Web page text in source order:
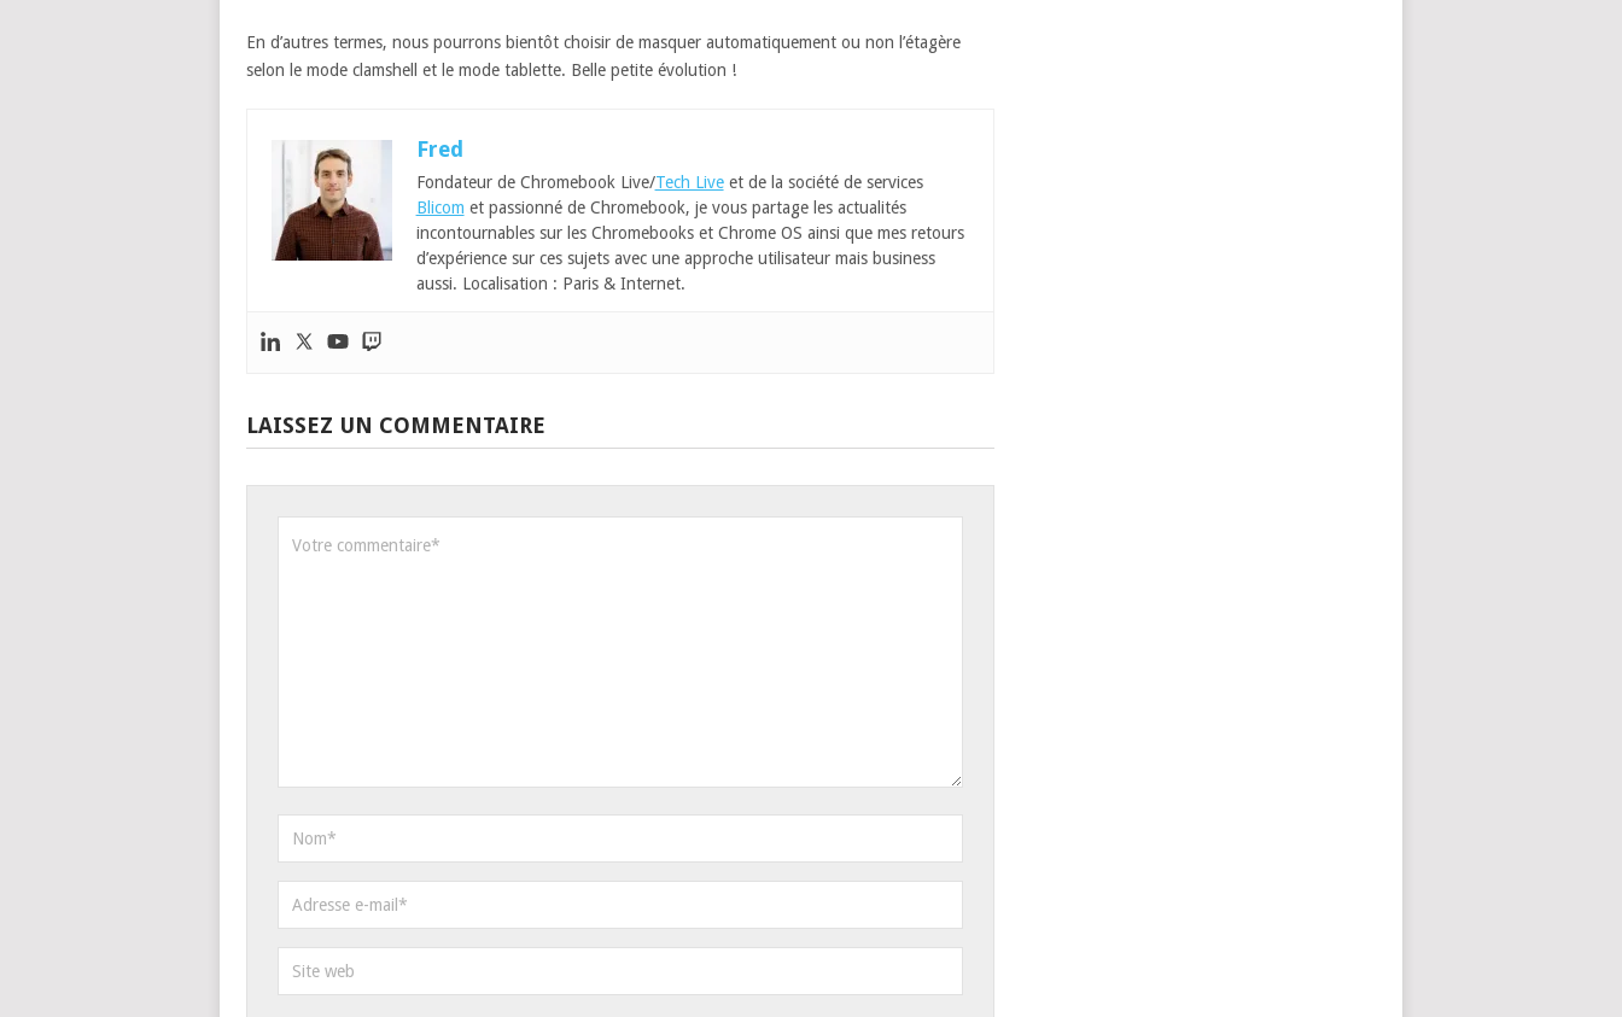
En d’autres termes, nous pourrons bientôt choisir de masquer automatiquement ou non l’étagère
selon le mode clamshell et le mode tablette. Belle petite évolution !
Fred
Fondateur de Chromebook Live/Tech Liveet de la société de services
Blicom et passionné de Chromebook, je vous partage les actualités
incontournables sur les Chromebooks et Chrome OS ainsi que mes retours
d’expérience sur ces sujets avec une approche utilisateur mais business
aussi. Localisation : Paris & Internet.
LAISSEZ UN COMMENTAIRE